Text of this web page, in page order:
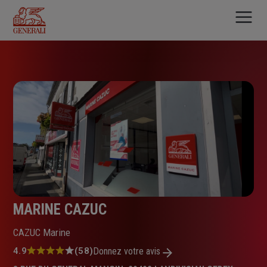
contenu
principal
MARINE CAZUC
CAZUC Marine
Note
4.9 (58)Donnez votre avis